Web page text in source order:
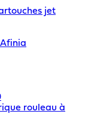
jet
rouleau à